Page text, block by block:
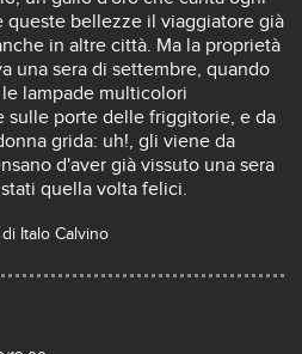
queste bellezze il viaggiatore già
in altre città. Ma la proprietà
una sera di settembre, quando
lampade multicolori
sulle porte delle friggitorie, e da
grida: uh!, gli viene da
d'aver già vissuto una sera
quella volta felici.
Italo Calvino